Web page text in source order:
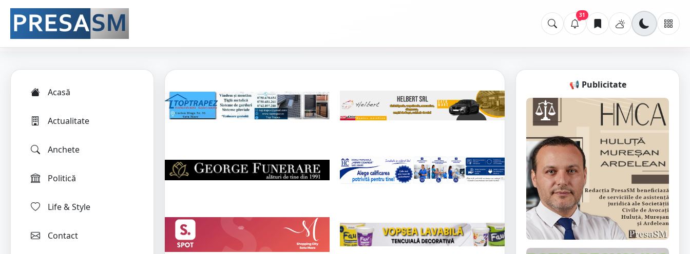
31
Acasă
Actualitate
Anchete
Politică
Life & Style
Contact
📢 Publicitate